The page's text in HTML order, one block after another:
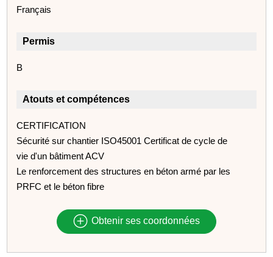
Français
Permis
B
Atouts et compétences
CERTIFICATION
Sécurité sur chantier ISO45001 Certificat de cycle de
vie d'un bâtiment ACV
Le renforcement des structures en béton armé par les
PRFC et le béton fibre
Obtenir ses coordonnées